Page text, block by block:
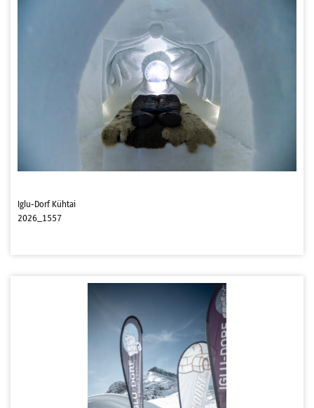
Iglu-Dorf Kühtai
2026_1557